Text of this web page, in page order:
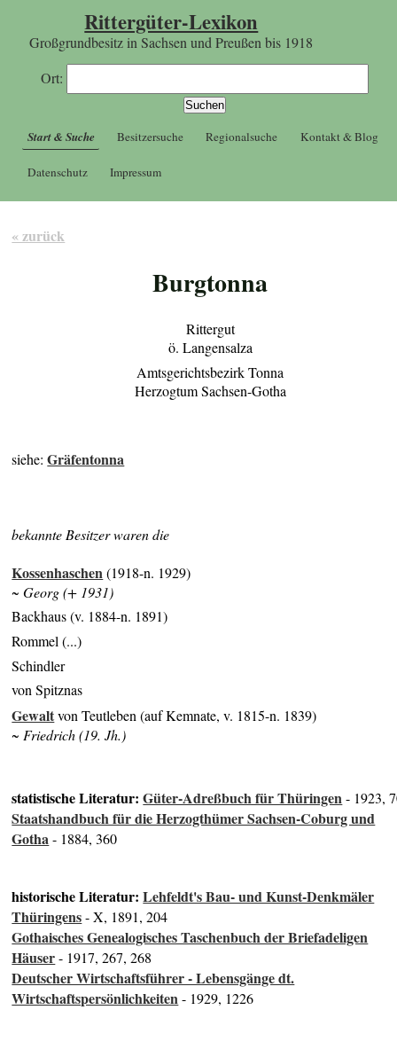
Rittergüter-Lexikon
Großgrundbesitz in Sachsen und Preußen bis 1918
Ort:
Start & Suche Besitzersuche Regionalsuche Kontakt & Blog
Datenschutz Impressum
« zurück
Burgtonna
Rittergut
ö. Langensalza
Amtsgerichtsbezirk Tonna
Herzogtum Sachsen-Gotha
siehe:Gräfentonna
bekannte Besitzer waren die
Kossenhaschen(1918-n. 1929)
~ Georg (+ 1931)
Backhaus (v. 1884-n. 1891)
Rommel (...)
Schindler
von Spitznas
Gewaltvon Teutleben (auf Kemnate, v. 1815-n. 1839)
~ Friedrich (19. Jh.)
statistische Literatur:Güter-Adreßbuch für Thüringen- 1923,
Staatshandbuch für die Herzogthümer Sachsen-Coburg und
Gotha- 1884, 360
historische Literatur:Lehfeldt's Bau- und Kunst-Denkmäler
Thüringens- X, 1891, 204
Gothaisches Genealogisches Taschenbuch der Briefadeligen
Häuser- 1917, 267, 268
Deutscher Wirtschaftsführer - Lebensgänge dt.
Wirtschaftspersönlichkeiten- 1929, 1226